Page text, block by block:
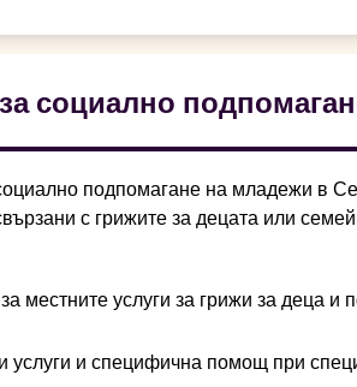
социално
подпомагане на младежи в
с грижите за децата или
местните услуги за грижи за деца и
услуги и специфична помощ при